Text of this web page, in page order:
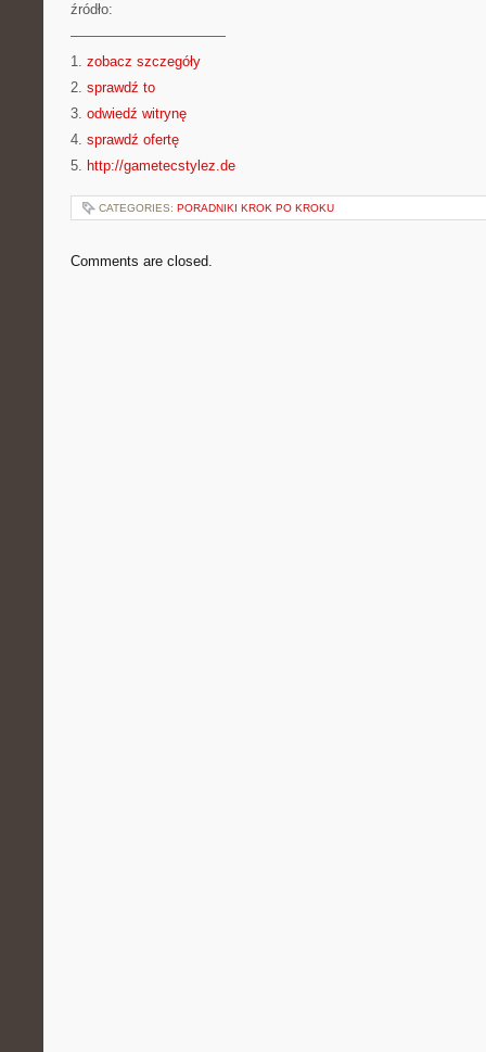
źródło:
———————————
1. zobacz szczegóły
2. sprawdź to
3. odwiedź witrynę
4. sprawdź ofertę
5. http://gametecstylez.de
CATEGORIES: PORADNIKI KROK PO KROKU
Comments are closed.